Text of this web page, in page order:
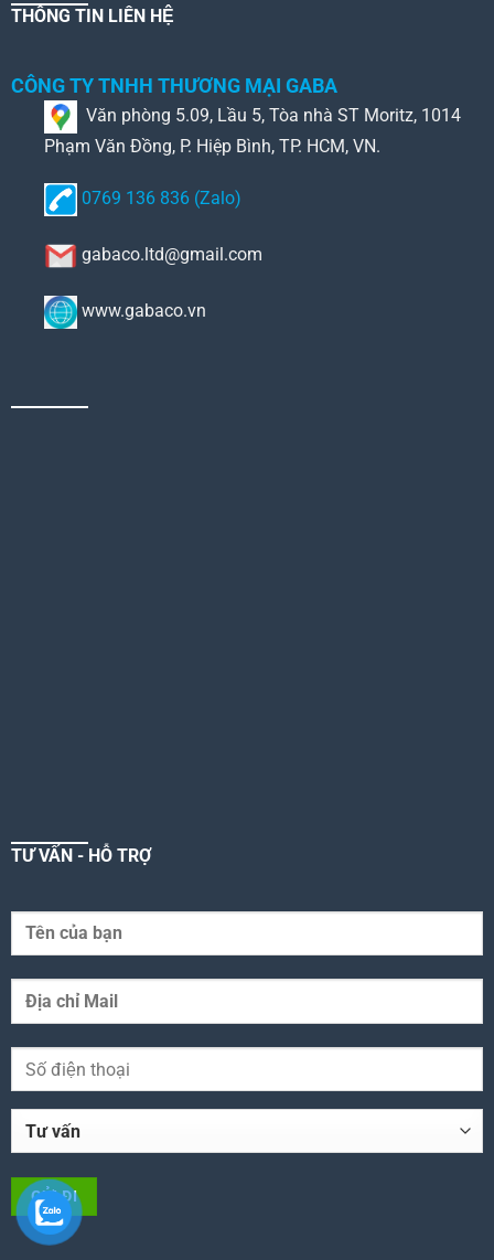
THÔNG TIN LIÊN HỆ
CÔNG TY TNHH THƯƠNG MẠI GABA
Văn phòng 5.09, Lầu 5, Tòa nhà ST Moritz, 1014
Phạm Văn Đồng, P. Hiệp Bình, TP. HCM, VN.
0769 136 836 (Zalo)
gabaco.ltd@gmail.com
www.gabaco.vn
TƯ VẤN - HỖ TRỢ